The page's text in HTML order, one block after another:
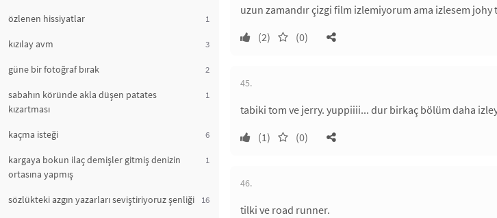
özlenen hissiyatlar 1
kızılay avm 3
güne bir fotoğraf bırak 2
sabahın köründe akla düşen patates
kızartması
1
kaçma isteği 6
kargaya bokun ilaç demişler gitmiş denizin
ortasına yapmış
1
sözlükteki azgın yazarları seviştiriyoruz şenliği 16
uzun zamandır çizgi film izlemiyorum ama izlesem
(2)
(0)
45.
tabiki tom ve jerry. yuppiiii... dur birkaç bölüm daha
(1)
(0)
46.
tilki ve road runner.